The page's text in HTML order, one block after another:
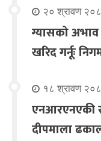
२० श्रावण
ग्यासको
खरिद गर्नूः
१८ श्रावण
एनआरएनएकी
दीपमाला